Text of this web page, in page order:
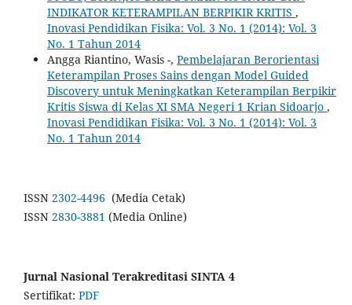
INDIKATOR KETERAMPILAN BERPIKIR KRITIS ,
Inovasi Pendidikan Fisika: Vol. 3 No. 1 (2014): Vol. 3
No. 1 Tahun 2014
Angga Riantino, Wasis -, Pembelajaran Berorientasi
Keterampilan Proses Sains dengan Model Guided
Discovery untuk Meningkatkan Keterampilan Berpikir
Kritis Siswa di Kelas XI SMA Negeri 1 Krian Sidoarjo ,
Inovasi Pendidikan Fisika: Vol. 3 No. 1 (2014): Vol. 3
No. 1 Tahun 2014
ISSN 2302-4496 (Media Cetak)
ISSN 2830-3881 (Media Online)
Jurnal Nasional Terakreditasi SINTA 4
Sertifikat: PDF